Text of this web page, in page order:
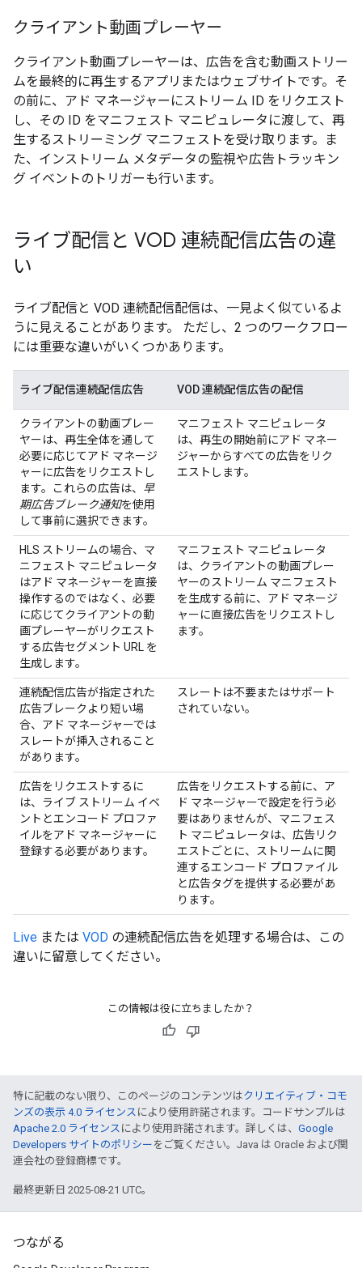
クライアント動画プレーヤー
クライアント動画プレーヤーは、広告を含む動画ストリー
ムを最終的に再生するアプリまたはウェブサイトです。そ
の前に、アド マネージャーにストリーム ID をリクエスト
し、その ID をマニフェスト マニピュレータに渡して、再
生するストリーミング マニフェストを受け取ります。ま
た、インストリーム メタデータの監視や広告トラッキン
グ イベントのトリガーも行います。
ライブ配信と VOD 連続配信広告の違
い
ライブ配信と VOD 連続配信配信は、一見よく似ているよ
うに見えることがあります。 ただし、2 つのワークフロー
には重要な違いがいくつかあります。
ライブ配信連続配信広告 VOD 連続配信広告の配信
クライアントの動画プレー
ヤーは、再生全体を通して
必要に応じてアド マネージ
ャーに広告をリクエストし
ます。これらの広告は、 早
期広告ブレーク通知を使用
して事前に選択できます。
マニフェスト マニピュレータ
は、再生の開始前にアド マネー
ジャーからすべての広告をリク
エストします。
HLS ストリームの場合、マ
ニフェスト マニピュレータ
はアド マネージャーを直接
操作するのではなく、必要
に応じてクライアントの動
画プレーヤーがリクエスト
する広告セグメント URL を
生成します。
マニフェスト マニピュレータ
は、クライアントの動画プレー
ヤーのストリーム マニフェスト
を生成する前に、アド マネージ
ャーに直接広告をリクエストし
ます。
連続配信広告が指定された
広告ブレークより短い場
合、アド マネージャーでは
スレートが挿入されること
があります。
スレートは不要またはサポート
されていない。
広告をリクエストするに
は、ライブ ストリーム イベ
ントとエンコード プロファ
イルをアド マネージャーに
登録する必要があります。
広告をリクエストする前に、ア
ド マネージャーで設定を行う必
要はありませんが、マニフェス
ト マニピュレータは、広告リク
エストごとに、ストリームに関
連するエンコード プロファイル
と広告タグを提供する必要があ
ります。
Live または VOD の連続配信広告を処理する場合は、この
違いに留意してください。
この情報は役に立ちましたか？
特に記載のない限り、このページのコンテンツはクリエイティブ・コモ
ンズの表示 4.0 ライセンス により使用許諾されます。コードサンプルは
Apache 2.0 ライセンス により使用許諾されます。詳しくは、 Google
Developers サイトのポリシー をご覧ください。Java は Oracle および関
連会社の登録商標です。
最終更新日 2025-08-21 UTC。
つながる